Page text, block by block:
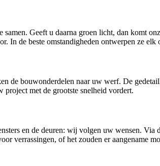
Geeft u daarna groen licht, dan komt
In de beste omstandigheden ontwerpen ze elk
de bouwonderdelen naar uw werf. De
project met de grootste snelheid vordert.
en de deuren: wij volgen uw wensen.
verrassingen, of het zouden er aangename